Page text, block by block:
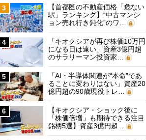
3
【首都圏の不動産価格「危ない
駅」ランキング】“中古マンシ
ョン売れ行き鈍化”のワ…
4
「キオクシアが再び株価10万円
になる日は遠い」資産3億円超
のサラリーマン投資家…
5
「AI・半導体関連が“本命”であ
ることに変わりはない」資産20
億円超の90歳現役トレ…
6
【キオクシア・ショック後に
「株価倍増」も期待できる注目
銘柄5選】資産3億円超…